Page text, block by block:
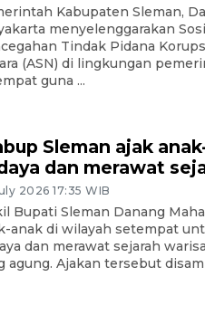
Kabupaten Sleman,
menyelenggarakan
Tindak Pidana
(ASN) di lingkungan
guna ...
Sleman ajak
dan merawat
2026 17:35 WIB
Bupati Sleman Danang
anak di wilayah setempat
dan merawat sejarah
agung. Ajakan tersebut